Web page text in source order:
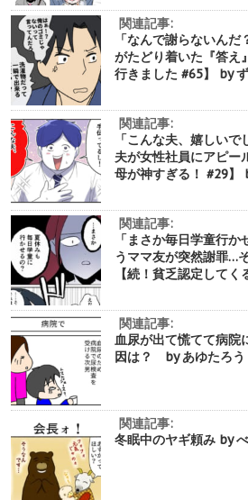
関連記事:
「なんで謝らないん
がたどり着いた『答え
行きました #65】 by
関連記事:
「こんな夫、嬉しい
夫が女性社員にアピ
母が神すぎる！ #29】
関連記事:
「まさか毎日学童行
うママ友が突然謝罪…
【続！貧乏認定して
関連記事:
血尿が出て慌てて病院
因は？ by あゆたろう
関連記事:
冬眠中のヤギ頼み by